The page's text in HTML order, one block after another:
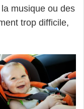
musique ou des
trop difficile,